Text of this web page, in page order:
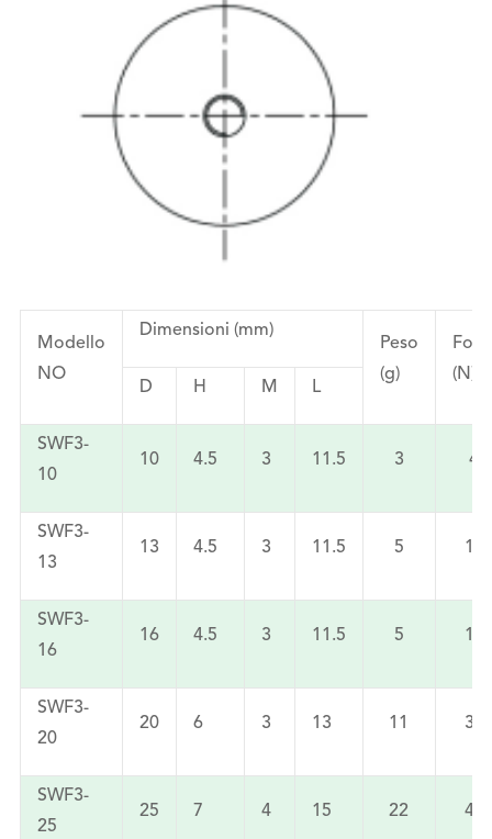
Modello
NO
Dimensioni (mm)
Peso
(g)
(N)
D H M L
SWF3-
10
10 4.5 3 11.5 3 4
SWF3-
13
13 4.5 3 11.5 5 10
SWF3-
16
16 4.5 3 11.5 5 18
SWF3-
20
20 6 3 13 11 30
SWF3-
25
25 7 4 15 22 40